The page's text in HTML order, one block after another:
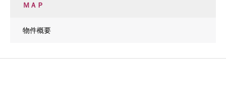
ＭＡＰ
物件概要